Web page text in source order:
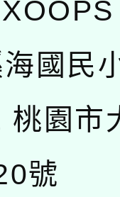
XOOPS
國民
桃園市
號